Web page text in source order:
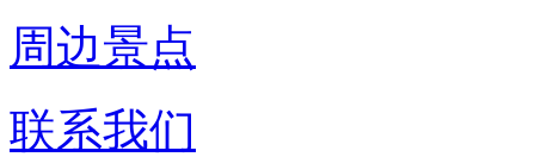
周边景点
联系我们